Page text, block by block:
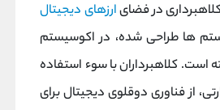
در فضایارزهای دیجیتال
ها طراحی شده، در اکوسیستم
است. کلاهبرداران با سوء استفاده
از فناوری دوقلوی دیجیتال برای